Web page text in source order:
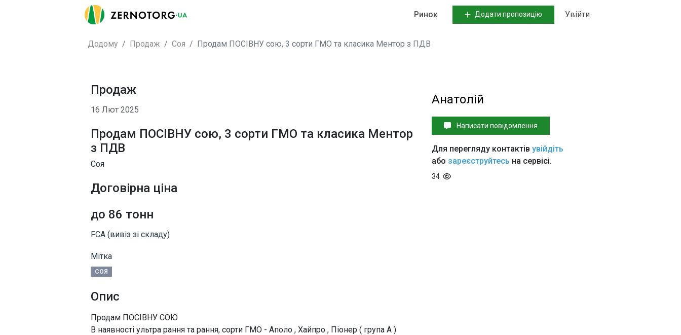
Ринок Додати пропозицію Увійти
Додому Продаж Соя Продам ПОСІВНУ сою, 3 сорти ГМО та класика Ментор з ПДВ
Продаж
16 Лют 2025
Продам ПОСІВНУ сою, 3 сорти ГМО та класика Ментор
з ПДВ
Соя
Договірна ціна
до 86 тонн
FCA (вивіз зі складу)
Мітка
СОЯ
Опис
Продам ПОСІВНУ СОЮ
В наявності ультра рання та рання, сорти ГМО - Аполо , Хайпро , Піонер ( група А )
Анатолій
Написати повідомлення
Для перегляду контактівувійдіть
або зареєструйтесь на сервісі.
34